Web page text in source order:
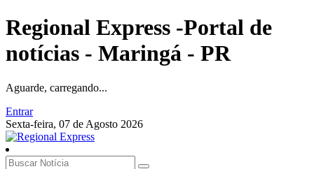
Regional Express -Portal de
notícias - Maringá - PR
Aguarde, carregando...
Entrar
Sexta-feira, 07 de Agosto 2026